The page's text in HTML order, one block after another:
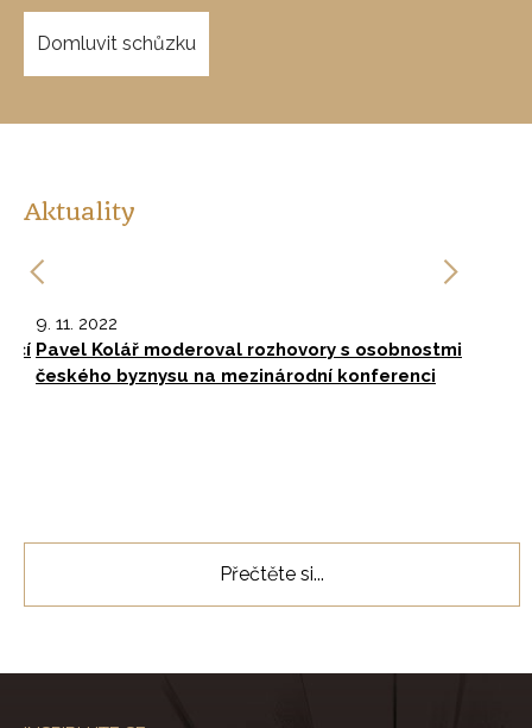
Domluvit schůzku
Aktuality
9. 11. 2022
Pavel Kolář moderoval rozhovory s osobnostmi
českého byznysu na mezinárodní konferenci
Přečtěte si...